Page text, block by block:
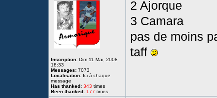
Inscription: Dim 11 Mai, 2008
18:33
Messages: 7073
Localisation: Ici à chaque
message
Has thanked: 343 times
Been thanked: 177 times
2 Ajorque
3 Camara
pas de moins
taff